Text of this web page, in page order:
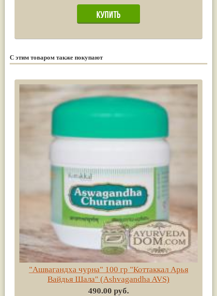
С этим товаром также покупают
"Ашвагандха чурна" 100 гр "Коттаккал Арья
Вайдья Шала" (Ashvagandha AVS)
490.00 руб.